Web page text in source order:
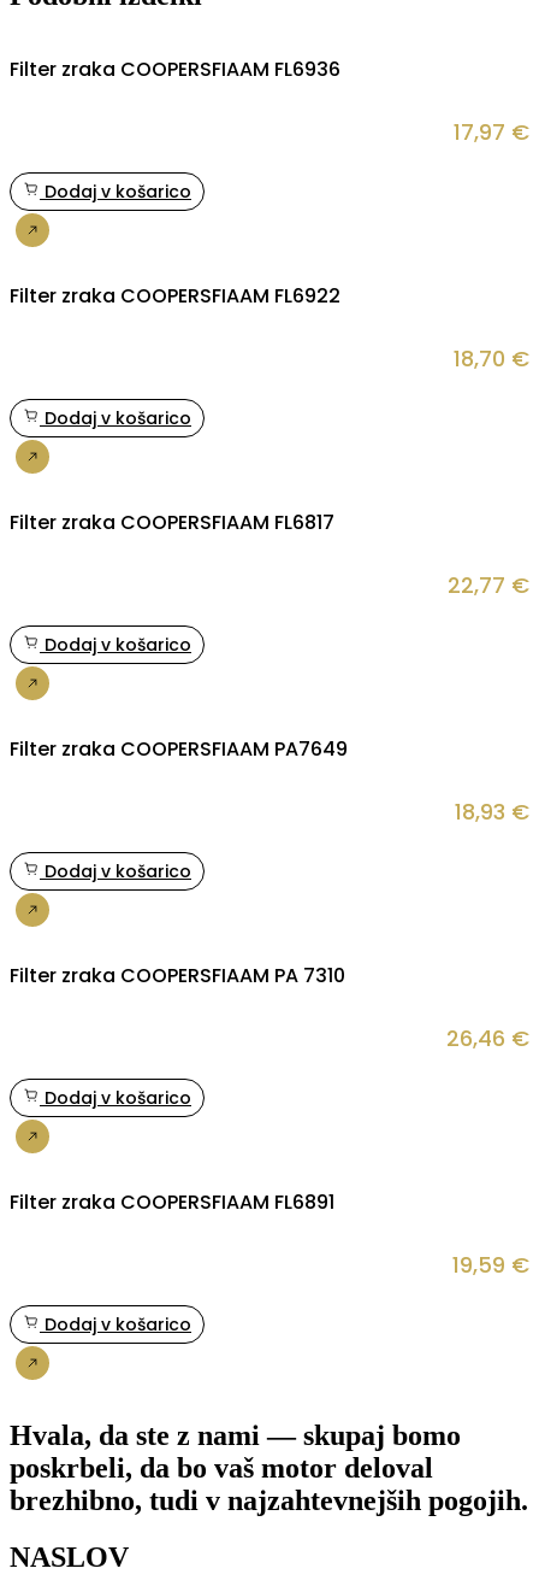
Filter zraka COOPERSFIAAM FL6936
17,97 €
Dodaj v košarico
Filter zraka COOPERSFIAAM FL6922
18,70 €
Dodaj v košarico
Filter zraka COOPERSFIAAM FL6817
22,77 €
Dodaj v košarico
Filter zraka COOPERSFIAAM PA7649
18,93 €
Dodaj v košarico
Filter zraka COOPERSFIAAM PA 7310
26,46 €
Dodaj v košarico
Filter zraka COOPERSFIAAM FL6891
19,59 €
Dodaj v košarico
Hvala, da ste z nami — skupaj bomo
poskrbeli, da bo vaš motor deloval
brezhibno, tudi v najzahtevnejših pogojih.
NASLOV